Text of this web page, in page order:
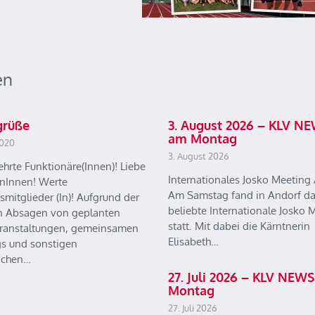
Funktionäre(Innen)! Liebe
Werte
(In)! Aufgrund der
Absagen von geplanten
gemeinsamen
und sonstigen
3. August 2026 – KLV
am Montag
3. August 2026
Internationales Josko Meeting
Am Samstag fand in Andorf
beliebte Internationale Josko
statt. Mit dabei die Kärntnerin
Elisabeth…
27. Juli 2026 – KLV
Montag
27. Juli 2026